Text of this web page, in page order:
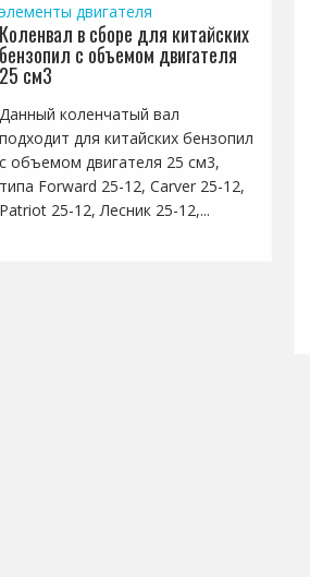
элементы двигателя
Коленвал в сборе для китайских
бензопил с объемом двигателя
25 см3
Данный коленчатый вал
подходит для китайских бензопил
с объемом двигателя 25 см3,
типа Forward 25-12, Carver 25-12,
Patriot 25-12, Лесник 25-12,...